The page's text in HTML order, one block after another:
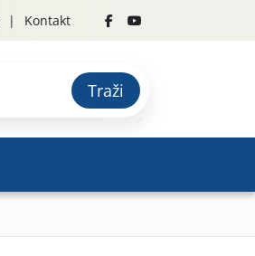
Kontakt
Traži